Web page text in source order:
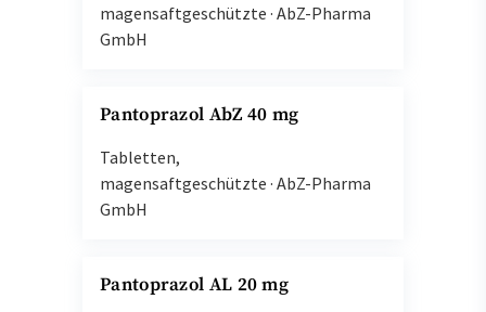
magensaftgeschützte · AbZ-Pharma
GmbH
Pantoprazol AbZ 40 mg
Tabletten,
magensaftgeschützte · AbZ-Pharma
GmbH
Pantoprazol AL 20 mg